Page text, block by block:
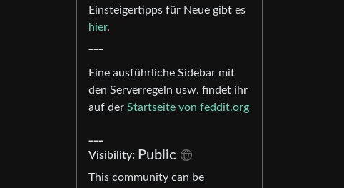
Einsteigertipps für Neue gibt es
hier.
Eine ausführliche Sidebar mit
den Serverregeln usw. findet ihr
auf der Startseite von feddit.org
Visibility: Public
This community can be